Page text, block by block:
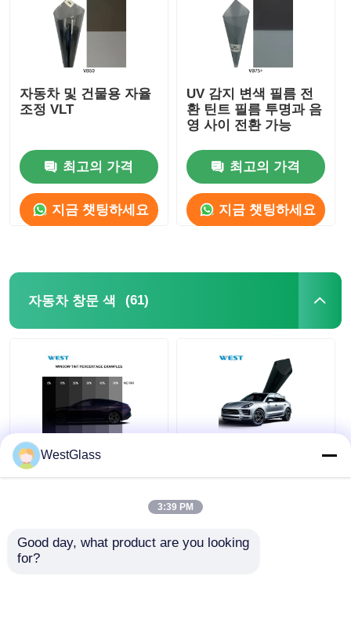
자동차 및 건물용 자율
조정 VLT
최고의 가격
지금 챗팅하세요
UV 감지 변색 필름 전
환 틴트 필름 투명과 음
영 사이 전환 가능
최고의 가격
지금 챗팅하세요
자동차 창문 색 (61)
2겹 나노 탄소 자동차
윈도우 틴트
셀프 접착식 자동차 윈
윈도우 틴트 열 차단 나
UV 차단
WestGlass
3:39 PM
Good day, what product are you looking
for?